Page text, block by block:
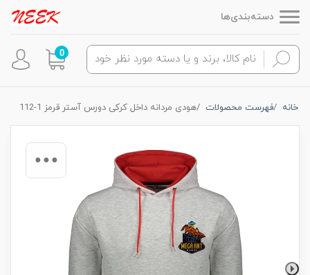
دسته‌بندی‌ها
0
خانه فهرست محصولات هودی مردانه داخل کرکی دورس آستر قرمز 1-112